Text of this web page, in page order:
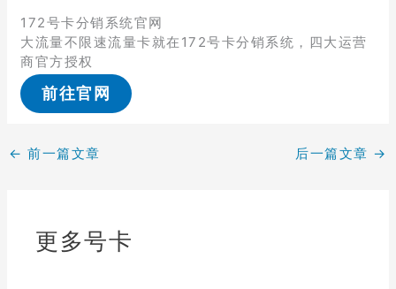
172号卡分销系统官网
大流量不限速流量卡就在172号卡分销系统，四大运营
商官方授权
前往官网
← 前一篇文章 后一篇文章 →
更多号卡